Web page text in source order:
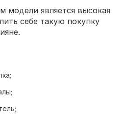
модели является высокая
себе такую покупку